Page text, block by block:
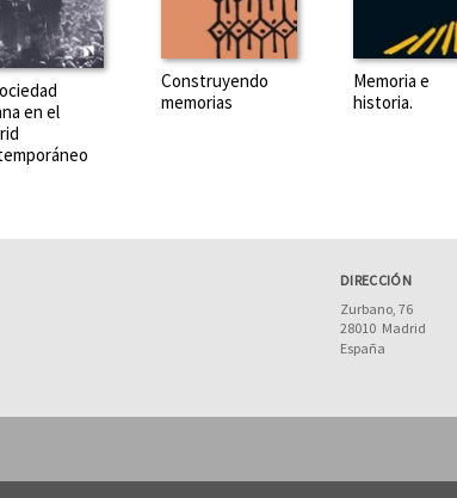
en el
Construyendo
memorias
Memoria e
historia.
DIRECCIÓN
Zurbano, 76
28010 Madrid
España